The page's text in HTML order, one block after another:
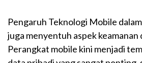
Pengaruh Teknologi Mobile
juga menyentuh aspek keamanan
Perangkat mobile kini menjadi